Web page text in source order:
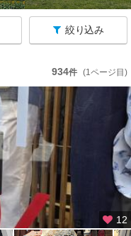
絞り込み
934件 (1ページ目)
12